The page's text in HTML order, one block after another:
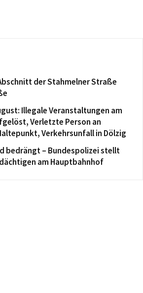
der Stahmelner Straße
Illegale Veranstaltungen am
Verletzte Person an
Verkehrsunfall in Dölzig
bedrängt – Bundespolizei stellt
am Hauptbahnhof